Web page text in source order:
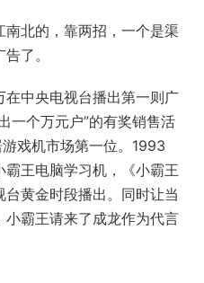
北的，靠两招，一个是渠
了。
中央电视台播出第一则广
一个万元户”的有奖销售活
戏机市场第一位。1993
王电脑学习机，《小霸王
黄金时段播出。同时让当
霸王请来了成龙作为代言